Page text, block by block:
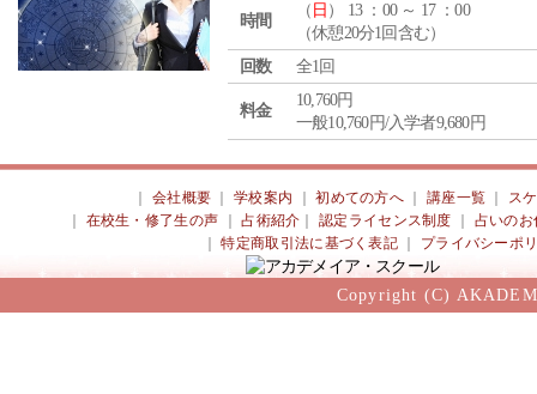
時間
（ 日 ） 13 ：00 ～ 17 ：00
（休憩20分1回含む）
回数
全1回
料金
10,760円
一般10,760円/入学者9,680円
会社概要 ｜学校案内 ｜初めての方へ 講座一覧
ス
在校生・修了生の声 ｜占術紹介 ｜認定ライセンス制度
占いのお
｜特定商取引法に基づく表記 プライバシーポ
Copyright (C)